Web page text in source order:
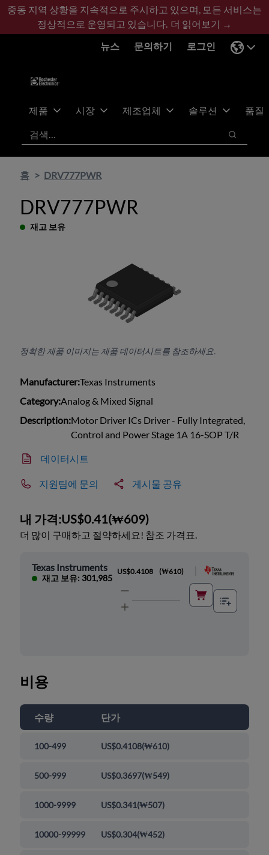
기
콘
바
글
중동 지역 상황을 지속적으로 주시하고 있으며, 모든 서비스는
정상적으로 운영되고 있습니다. 더 읽어보기 →
뉴스
문의하기 로그인
제품 시장 제조업체 솔루션
품질
검색
검색
홈 DRV777PWR
DRV777PWR
재고 보유
정확한 제품 이미지는 제품 데이터시트를 참조하세요.
Manufacturer:Texas Instruments
Category:Analog & Mixed Signal
Description:Motor Driver ICs Driver - Fully Integrated,
Control and Power Stage 1A 16-SOP T/R
데이터시트
지원팀에 문의 게시물 공유
내 가격:US$0.41(₩609)
더 많이 구매하고 절약하세요! 참조 가격표.
Texas Instruments
재고 보유: 301,985
US$0.4108 (₩610)
비용
수량 단가
100-499 US$0.4108(₩610)
500-999 US$0.3697(₩549)
1000-9999 US$0.341(₩507)
10000-99999 US$0.304(₩452)